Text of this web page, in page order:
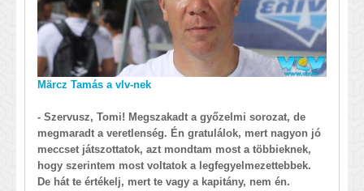
Märcz Tamás a vlv-nek
- Szervusz, Tomi! Megszakadt a győzelmi sorozat, de
megmaradt a veretlenség. Én gratulálok, mert nagyon jó
meccset játszottatok, azt mondtam most a többieknek,
hogy szerintem most voltatok a legfegyelmezettebbek.
De hát te értékelj, mert te vagy a kapitány, nem én.